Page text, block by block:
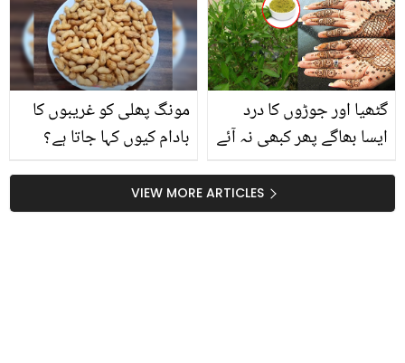
بارے میں
مونگ پھلی کو غریبوں کا
بادام کیوں کہا جاتا ہے؟
منٹوں میں بھوننے کا
طریقہ اور ان گنت فائدے
گٹھیا اور جوڑوں کا درد
ایسا بھاگے پھر کبھی نہ آئے
حیرت انگیز فوائس جسے
جان کر آج ہی یہ پودا گھر
VIEW MORE ARTICLES